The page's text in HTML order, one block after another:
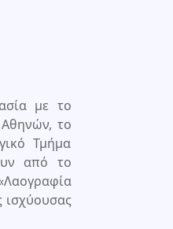
με το
το
Τμήμα
από το
ισχύουσας